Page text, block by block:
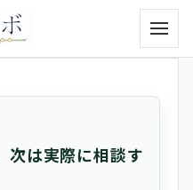
メニ
次は実際に相談す